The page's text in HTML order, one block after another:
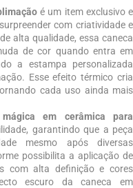
é um item exclusivo e
com criatividade e
alta qualidade, essa caneca
de cor quando entra em
a estampa personalizada
Esse efeito térmico cria
cada uso ainda mais
mágica em cerâmica para
garantindo que a peça
mesmo após diversas
possibilita a aplicação de
com alta definição e cores
escuro da caneca em